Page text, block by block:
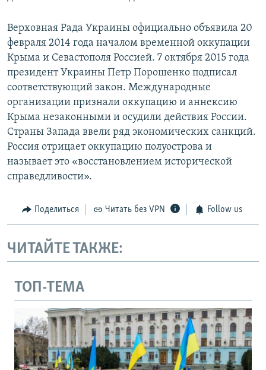
Верховная Рада Украины официально объявила 20
февраля 2014 года началом временной оккупации
Крыма и Севастополя Россией. 7 октября 2015 года
президент Украины Петр Порошенко подписал
соответствующий закон. Международные
организации признали оккупацию и аннексию
Крыма незаконными и осудили действия России.
Страны Запада ввели ряд экономических санкций.
Россия отрицает оккупацию полуострова и
называет это «восстановлением исторической
справедливости».
Поделиться Читать без VPN Follow us
ЧИТАЙТЕ ТАКЖЕ:
ТОП-ТЕМА